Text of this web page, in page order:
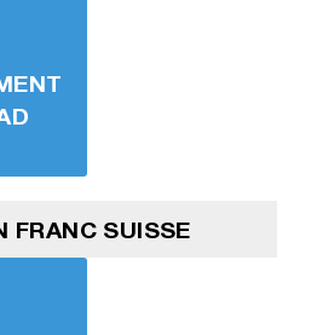
FRANC SUISSE